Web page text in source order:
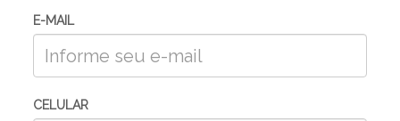
E-MAIL
CELULAR